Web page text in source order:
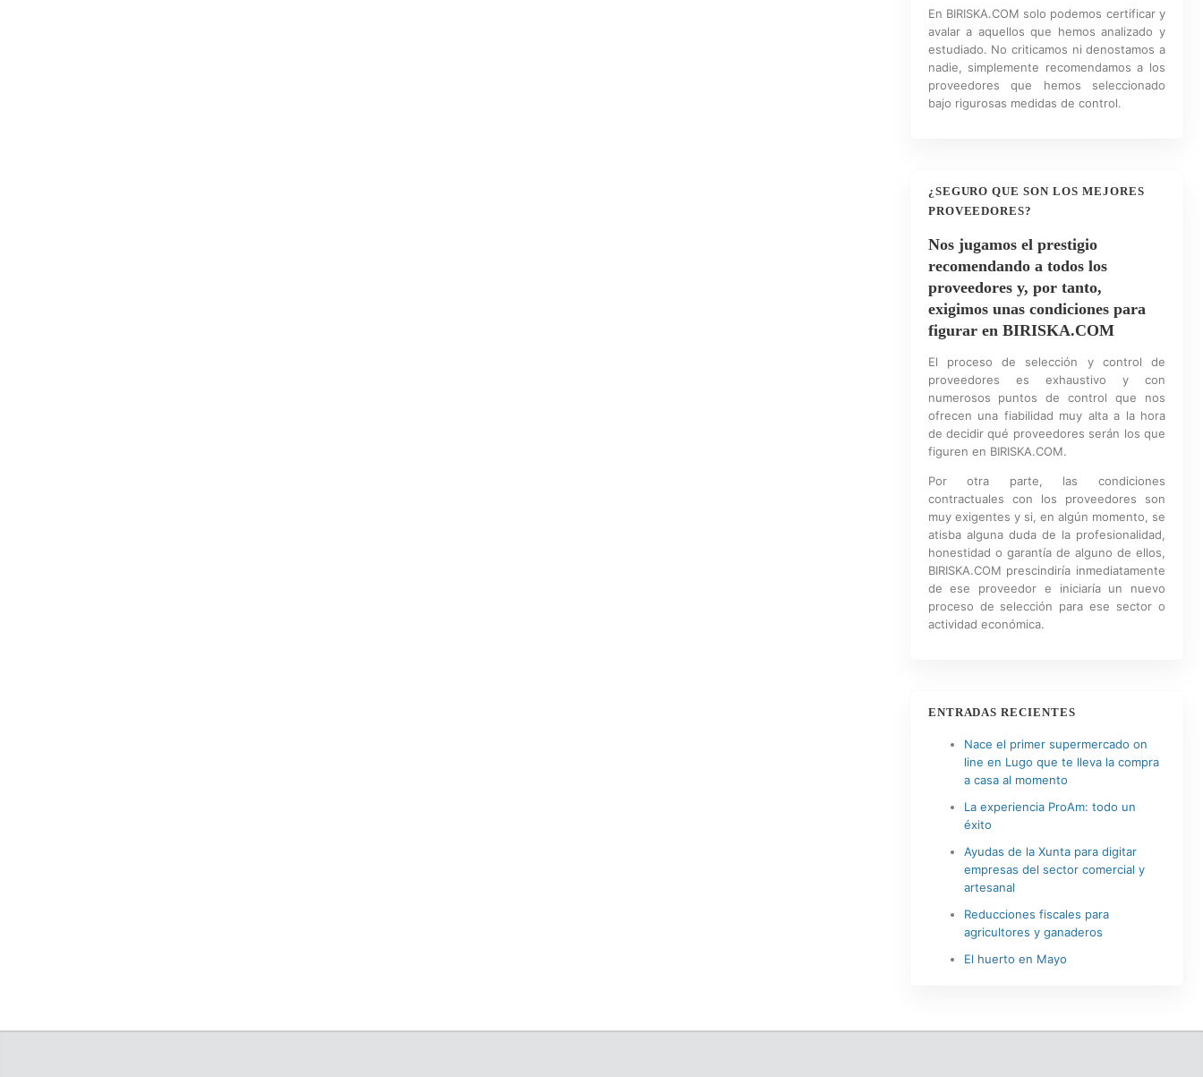
En BIRISKA.COM solo podemos certificar y
avalar a aquellos que hemos analizado y
estudiado. No criticamos ni denostamos a
nadie, simplemente recomendamos a los
proveedores que hemos seleccionado
bajo rigurosas medidas de control.
¿SEGURO QUE SON LOS MEJORES
PROVEEDORES?
Nos jugamos el prestigio
recomendando a todos los
proveedores y, por tanto,
exigimos unas condiciones para
figurar en BIRISKA.COM
El proceso de selección y control de
proveedores es exhaustivo y con
numerosos puntos de control que nos
ofrecen una fiabilidad muy alta a la hora
de decidir qué proveedores serán los que
figuren en BIRISKA.COM.
Por otra parte, las condiciones
contractuales con los proveedores son
muy exigentes y si, en algún momento, se
atisba alguna duda de la profesionalidad,
honestidad o garantía de alguno de ellos,
BIRISKA.COM prescindiría inmediatamente
de ese proveedor e iniciaría un nuevo
proceso de selección para ese sector o
actividad económica.
ENTRADAS RECIENTES
Nace el primer supermercado on
line en Lugo que te lleva la compra
a casa al momento
La experiencia ProAm: todo un
éxito
Ayudas de la Xunta para digitar
empresas del sector comercial y
artesanal
Reducciones fiscales para
agricultores y ganaderos
El huerto en Mayo